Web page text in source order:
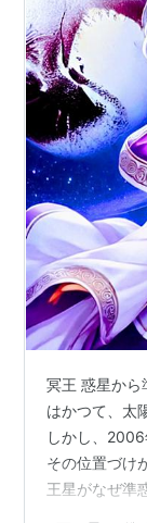
冥王 惑星から
はかつて、太
しかし、2006
その位置づけ
王星がなぜ準